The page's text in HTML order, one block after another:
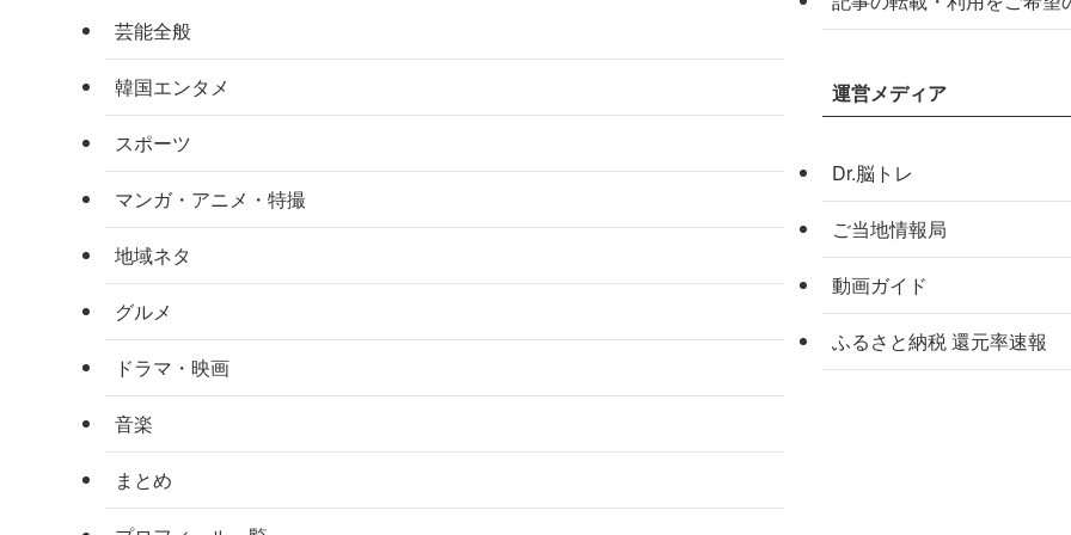
芸能全般
韓国エンタメ
スポーツ
マンガ・アニメ・特撮
地域ネタ
グルメ
ドラマ・映画
音楽
まとめ
運営メディア
Dr.脳トレ
ご当地情報局
動画ガイド
ふるさと納税 還元率速報